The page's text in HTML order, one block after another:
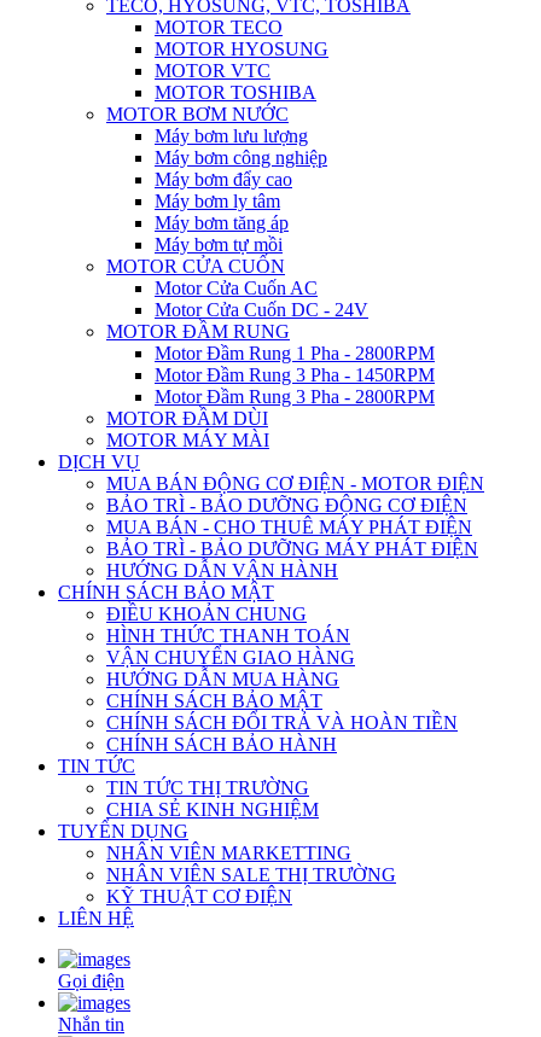
TECO, HYOSUNG, VTC, TOSHIBA
MOTOR TECO
MOTOR HYOSUNG
MOTOR VTC
MOTOR TOSHIBA
MOTOR BƠM NƯỚC
Máy bơm lưu lượng
Máy bơm công nghiệp
Máy bơm đẩy cao
Máy bơm ly tâm
Máy bơm tăng áp
Máy bơm tự mồi
MOTOR CỬA CUỐN
Motor Cửa Cuốn AC
Motor Cửa Cuốn DC - 24V
MOTOR ĐẦM RUNG
Motor Đầm Rung 1 Pha - 2800RPM
Motor Đầm Rung 3 Pha - 1450RPM
Motor Đầm Rung 3 Pha - 2800RPM
MOTOR ĐẦM DÙI
MOTOR MÁY MÀI
DỊCH VỤ
MUA BÁN ĐỘNG CƠ ĐIỆN - MOTOR ĐIỆN
BẢO TRÌ - BẢO DƯỠNG ĐỘNG CƠ ĐIỆN
MUA BÁN - CHO THUÊ MÁY PHÁT ĐIỆN
BẢO TRÌ - BẢO DƯỠNG MÁY PHÁT ĐIỆN
HƯỚNG DẪN VẬN HÀNH
CHÍNH SÁCH BẢO MẬT
ĐIỀU KHOẢN CHUNG
HÌNH THỨC THANH TOÁN
VẬN CHUYỂN GIAO HÀNG
HƯỚNG DẪN MUA HÀNG
CHÍNH SÁCH BẢO MẬT
CHÍNH SÁCH ĐỔI TRẢ VÀ HOÀN TIỀN
CHÍNH SÁCH BẢO HÀNH
TIN TỨC
TIN TỨC THỊ TRƯỜNG
CHIA SẺ KINH NGHIỆM
TUYỂN DỤNG
NHÂN VIÊN MARKETTING
NHÂN VIÊN SALE THỊ TRƯỜNG
KỸ THUẬT CƠ ĐIỆN
LIÊN HỆ
Gọi điện
Nhắn tin